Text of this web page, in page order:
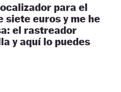
para el
siete euros y me he
el rastreador
y aquí lo puedes